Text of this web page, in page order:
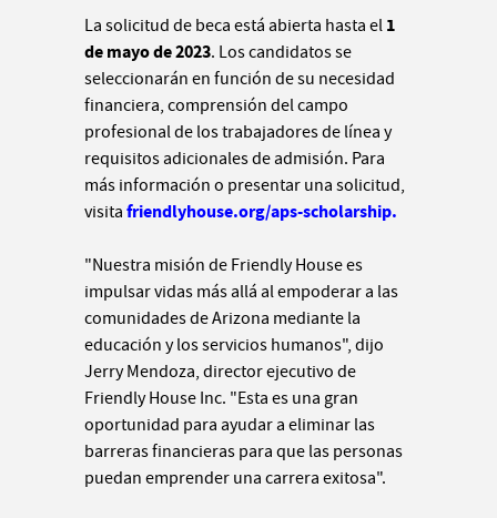
La solicitud de beca está abierta hasta el 1
de mayo de 2023. Los candidatos se
seleccionarán en función de su necesidad
financiera, comprensión del campo
profesional de los trabajadores de línea y
requisitos adicionales de admisión. Para
más información o presentar una solicitud,
visita friendlyhouse.org/aps-scholarship.
"Nuestra misión de Friendly House es
impulsar vidas más allá al empoderar a las
comunidades de Arizona mediante la
educación y los servicios humanos", dijo
Jerry Mendoza, director ejecutivo de
Friendly House Inc. "Esta es una gran
oportunidad para ayudar a eliminar las
barreras financieras para que las personas
puedan emprender una carrera exitosa".